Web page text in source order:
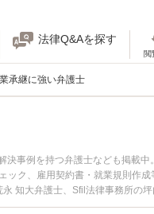
法律Q&Aを探す
閲
承継に強い弁護士
事例を持つ弁護士なども掲載中
ク、雇用契約書・就業規則作
知大弁護士、Sfil法律事務所の
今すぐに弁護士に相談したい』